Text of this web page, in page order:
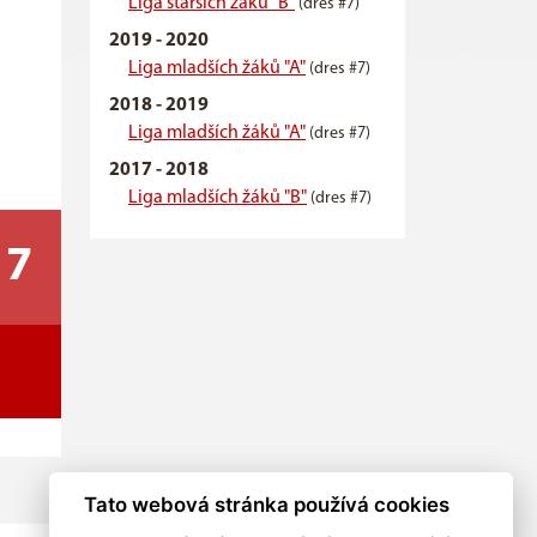
7
(dres #7)
2019 - 2020
Liga mladších žáků "A" (dres #7)
2018 - 2019
Liga mladších žáků "A" (dres #7)
2017 - 2018
Liga mladších žáků "B" (dres #7)
Tato webová stránka používá cookies